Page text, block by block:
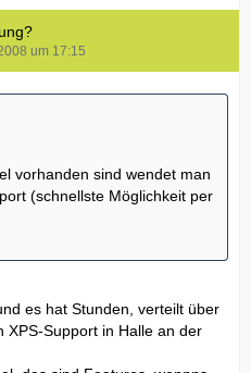
um 17:15
vorhanden sind wendet man
(schnellste Möglichkeit per
es hat Stunden, verteilt über
XPS-Support in Halle an der